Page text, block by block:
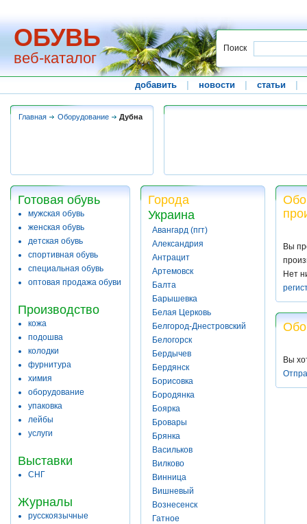
ОБУВЬ
веб-каталог
Поиск
добавить новости статьи
Главная Оборудование Дубна
Готовая обувь
мужская обувь
женская обувь
детская обувь
спортивная обувь
специальная обувь
оптовая продажа обуви
Производство
кожа
подошва
колодки
фурнитура
химия
оборудование
упаковка
лейбы
услуги
Выставки
СНГ
Журналы
русскоязычные
Города
Украина
Авангард (пгт)
Александрия
Антрацит
Артемовск
Балта
Барышевка
Белая Церковь
Белгород-Днестровский
Белогорск
Бердычев
Бердянск
Борисовка
Бородянка
Боярка
Бровары
Брянка
Васильков
Вилково
Винница
Вишневый
Вознесенск
Гатное
Вы
Нет
Вы